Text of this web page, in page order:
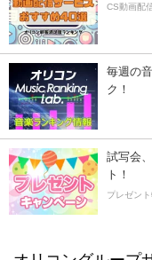
CS動画配
毎週の
ク！
試写会
ト！
プレゼン